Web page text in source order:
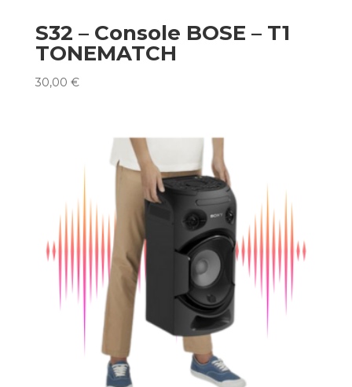
S32 – Console BOSE – T1
TONEMATCH
30,00 €